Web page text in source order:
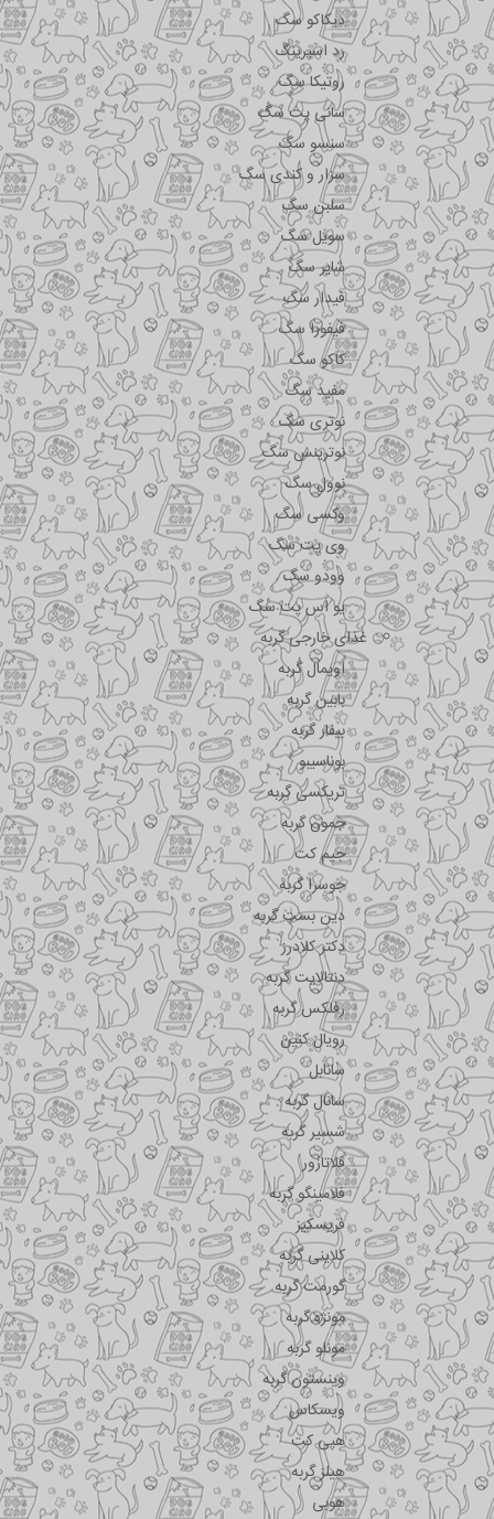
دیکاکو سگ
رد اسپرینگ
روتیکا سگ
سانی پت سگ
سنسو سگ
سزار و کندی سگ
سلبن سگ
سویل سگ
شایر سگ
فیدار سگ
فیفورا سگ
کاکو سگ
مفید سگ
نوتری سگ
نوترینس سگ
نوول سگ
وکسی سگ
وی پت سگ
وودو سگ
یو اس پت سگ
غذای خارجی گربه
اویمال گربه
بابین گربه
بیفار گربه
بوناسیبو
تریکسی گربه
جمون گربه
جیم کت
جوسرا گربه
دین بست گربه
دکتر کلادرز
دنتالایت گربه
رفلکس گربه
رویال کنین
سانابل
سانال گربه
شسیر گربه
فلاتازور
فلامینگو گربه
فریسکیز
کلاینی گربه
گورمت گربه
مونژه گربه
مونلو گربه
وینستون گربه
ویسکاس
هپی کت
هیلز گربه
هوبی